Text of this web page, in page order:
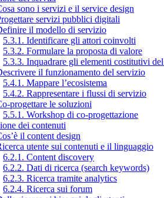
sono i servizi e il service design
servizi pubblici digitali
il modello di servizio
5.3.1. Identificare gli attori coinvolti
5.3.2. Formulare la proposta di valore
5.3.3. Inquadrare gli elementi costitutivi
il funzionamento del servizio
5.4.1. Mappare l’ecosistema
5.4.2. Rappresentare i flussi di servizio
progettare le soluzioni
5.5.1. Workshop di co-progettazione
dei contenuti
il content design
utente sui contenuti e il linguaggio
6.2.1. Content discovery
6.2.2. Dati di ricerca (search keywords)
6.2.3. Ricerca tramite analytics
6.2.4. Ricerca sui forum